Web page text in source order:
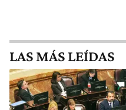
LAS MÁS LEÍDAS